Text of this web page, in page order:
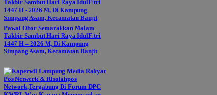
Pawai Obor Semarakkan Malam
Takbir Sambut Hari Raya IdulFitri
1447 H – 2026 M, Di Kampung
Simpang Asam, Kecamatan Banjit